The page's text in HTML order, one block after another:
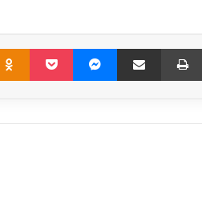
Odnoklassniki Pocket Messenger Compartir por correo electrónico